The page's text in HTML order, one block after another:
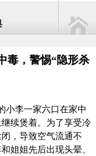
毒，警惕“隐形杀
李一家六口在家中
续煲着。为了享受冷
，导致空气流通不
姐姐先后出现头晕、